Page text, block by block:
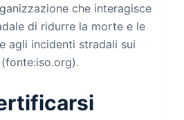
che interagisce
di ridurre la morte e le
agli incidenti stradali sui